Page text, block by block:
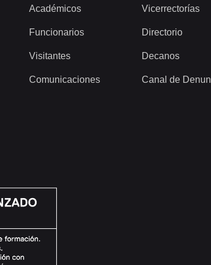
Académicos
Funcionarios
Visitantes
Comunicaciones
Vicerrectorías
Directorio
Decanos
Canal de